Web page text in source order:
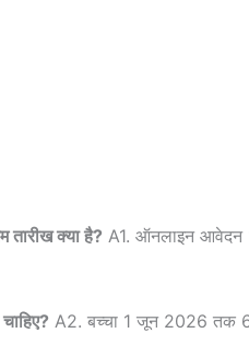
क्या है? A1. ऑनलाइन आवेदन
A2. बच्चा 1 जून 2026 तक 6